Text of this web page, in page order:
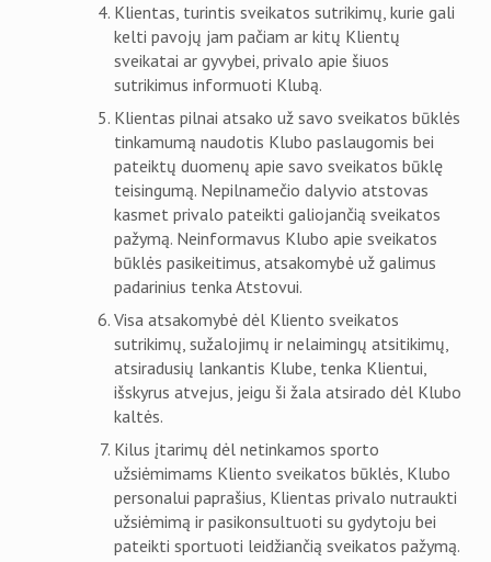
Klientas, turintis sveikatos sutrikimų, kurie gali
kelti pavojų jam pačiam ar kitų Klientų
sveikatai ar gyvybei, privalo apie šiuos
sutrikimus informuoti Klubą.
Klientas pilnai atsako už savo sveikatos būklės
tinkamumą naudotis Klubo paslaugomis bei
pateiktų duomenų apie savo sveikatos būklę
teisingumą. Nepilnamečio dalyvio atstovas
kasmet privalo pateikti galiojančią sveikatos
pažymą. Neinformavus Klubo apie sveikatos
būklės pasikeitimus, atsakomybė už galimus
padarinius tenka Atstovui.
Visa atsakomybė dėl Kliento sveikatos
sutrikimų, sužalojimų ir nelaimingų atsitikimų,
atsiradusių lankantis Klube, tenka Klientui,
išskyrus atvejus, jeigu ši žala atsirado dėl Klubo
kaltės.
Kilus įtarimų dėl netinkamos sporto
užsiėmimams Kliento sveikatos būklės, Klubo
personalui paprašius, Klientas privalo nutraukti
užsiėmimą ir pasikonsultuoti su gydytoju bei
pateikti sportuoti leidžiančią sveikatos pažymą.